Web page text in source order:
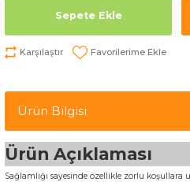
Sepete Ekle
Karşılaştır
Ürün Bilgisi
Ürün Açıklaması
Sağlamlığı sayesinde özellikle zorlu koşullara